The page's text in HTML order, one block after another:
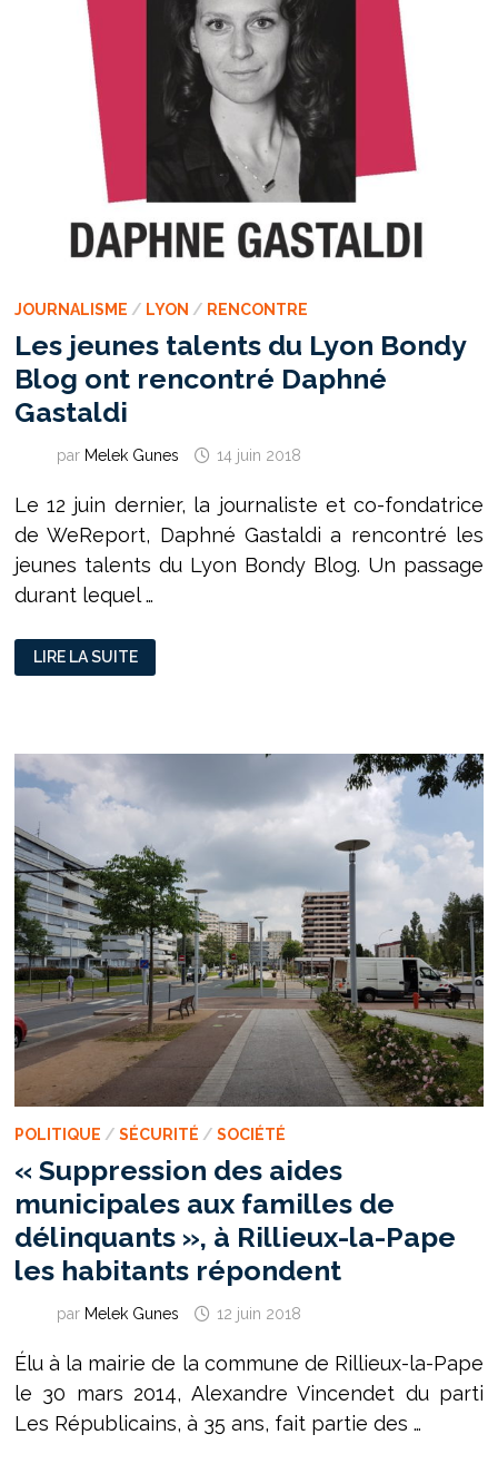
JOURNALISME / LYON / RENCONTRE
Les jeunes talents du Lyon Bondy
Blog ont rencontré Daphné
Gastaldi
par Melek Gunes 14 juin 2018
Le 12 juin dernier, la journaliste et co-fondatrice
de WeReport, Daphné Gastaldi a rencontré les
jeunes talents du Lyon Bondy Blog. Un passage
durant lequel …
LES
JEUNES
TALENTS
ONT
RENCONTRÉ
DAPHNÉ
GASTALDI
LIRE LA SUITE
POLITIQUE / SÉCURITÉ / SOCIÉTÉ
« Suppression des aides
municipales aux familles de
délinquants », à Rillieux-la-Pape
les habitants répondent
par Melek Gunes 12 juin 2018
Élu à la mairie de la commune de Rillieux-la-Pape
le 30 mars 2014, Alexandre Vincendet du parti
Les Républicains, à 35 ans, fait partie des …